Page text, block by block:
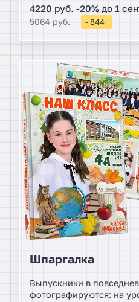
которых задаются
Коллажи из
располагаются на
4220 руб. -20% до 1
5064 руб. - 844
Шпаргалка
Выпускники в
фотографируются: на